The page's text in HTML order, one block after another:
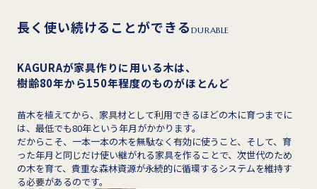
長く使い続けることができる DURABLE
KAGURAが家具作りに用いる木は、
樹齢80年から150年程度のものがほとんど
苗木を植えてから、家具材として利用できるほどの木に育つまでに
は、最低でも80年という年月がかかります。
だからこそ、一本一本の木を無駄なく有効に使うこと、そして、育
った年月と同じだけ使い継がれる家具を作ることで、次世代のため
の木を育て、貴重な森林資源が永続的に循環するシステムを維持す
る必要があるのです。